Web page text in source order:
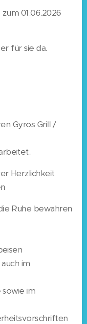
01.06.2026
für sie da.
Gyros Grill /
Herzlichkeit
Ruhe bewahren
im
sowie im